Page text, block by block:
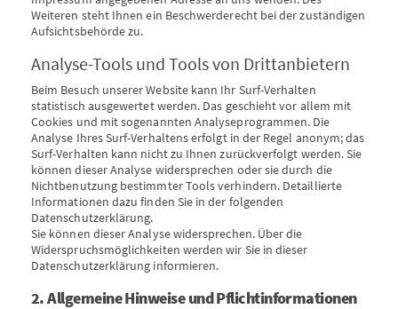
Weiteren steht Ihnen ein Beschwerderecht bei der zuständigen
Aufsichtsbehörde zu.
Analyse-Tools und Tools von Drittanbietern
Beim Besuch unserer Website kann Ihr Surf-Verhalten
statistisch ausgewertet werden. Das geschieht vor allem mit
Cookies und mit sogenannten Analyseprogrammen. Die
Analyse Ihres Surf-Verhaltens erfolgt in der Regel anonym; das
Surf-Verhalten kann nicht zu Ihnen zurückverfolgt werden. Sie
können dieser Analyse widersprechen oder sie durch die
Nichtbenutzung bestimmter Tools verhindern. Detaillierte
Informationen dazu finden Sie in der folgenden
Datenschutzerklärung.
Sie können dieser Analyse widersprechen. Über die
Widerspruchsmöglichkeiten werden wir Sie in dieser
Datenschutzerklärung informieren.
2. Allgemeine Hinweise und Pflichtinformationen